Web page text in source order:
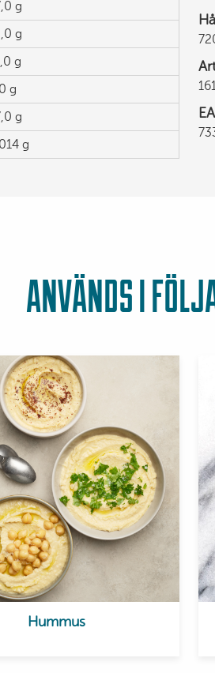
g
g
g
g
g
g
ANVÄNDS I
Hummus